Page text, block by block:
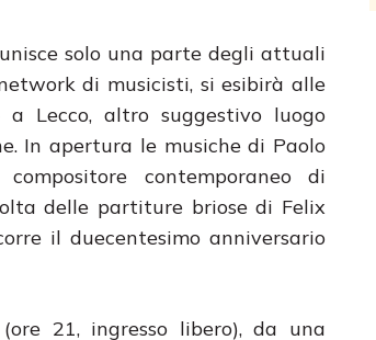
solo una parte degli attuali
di musicisti, si esibirà alle
Lecco, altro suggestivo luogo
In apertura le musiche di Paolo
contemporaneo di
delle partiture briose di Felix
il duecentesimo anniversario
21, ingresso libero), da una